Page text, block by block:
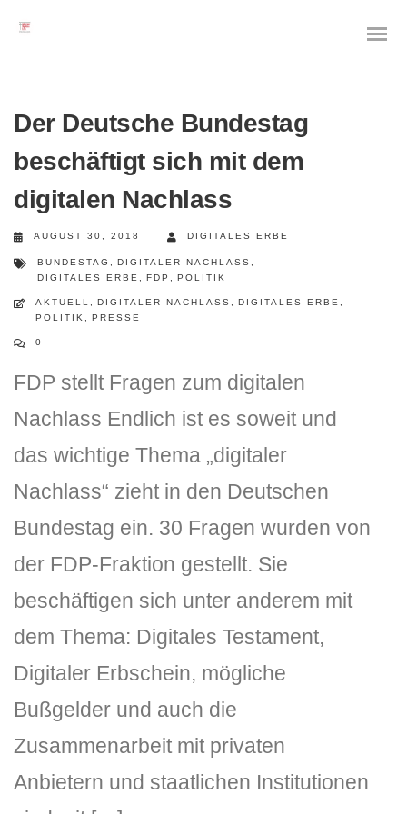
Der Deutsche Bundestag
beschäftigt sich mit dem
digitalen Nachlass
AUGUST 30, 2018 DIGITALES ERBE
BUNDESTAG DIGITALER NACHLASS
DIGITALES ERBE
FDP POLITIK
AKTUELL DIGITALER NACHLASS DIGITALES ERBE
POLITIK
PRESSE
0
FDP stellt Fragen zum digitalen
Nachlass Endlich ist es soweit und
das wichtige Thema „digitaler
Nachlass“ zieht in den Deutschen
Bundestag ein. 30 Fragen wurden von
der FDP-Fraktion gestellt. Sie
beschäftigen sich unter anderem mit
dem Thema: Digitales Testament,
Digitaler Erbschein, mögliche
Bußgelder und auch die
Zusammenarbeit mit privaten
Anbietern und staatlichen Institutionen